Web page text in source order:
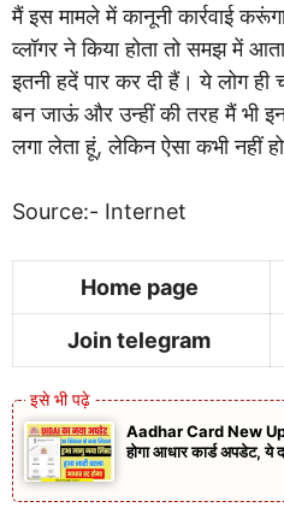
मैं इस मामले में कानूनी कार्रवाई
व्लॉगर ने किया होता तो समझ में
इतनी हदें पार कर दी हैं। ये लोग ही
बन जाऊं और उन्हीं की तरह मैं भी
लगा लेता हूं, लेकिन ऐसा कभी नहीं
Source:- Internet
Home page
Join telegram
Aadhar Card New
होगा आधार कार्ड अपडेट, ये